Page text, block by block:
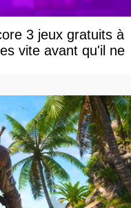
3 jeux gratuits à
vite avant qu'il ne